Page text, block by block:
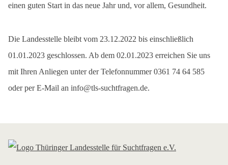
einen guten Start in das neue Jahr und, vor allem, Gesundheit.
Die Landesstelle bleibt vom 23.12.2022 bis einschließlich
01.01.2023 geschlossen. Ab dem 02.01.2023 erreichen Sie uns
mit Ihren Anliegen unter der Telefonnummer 0361 74 64 585
oder per E-Mail an info@tls-suchtfragen.de.